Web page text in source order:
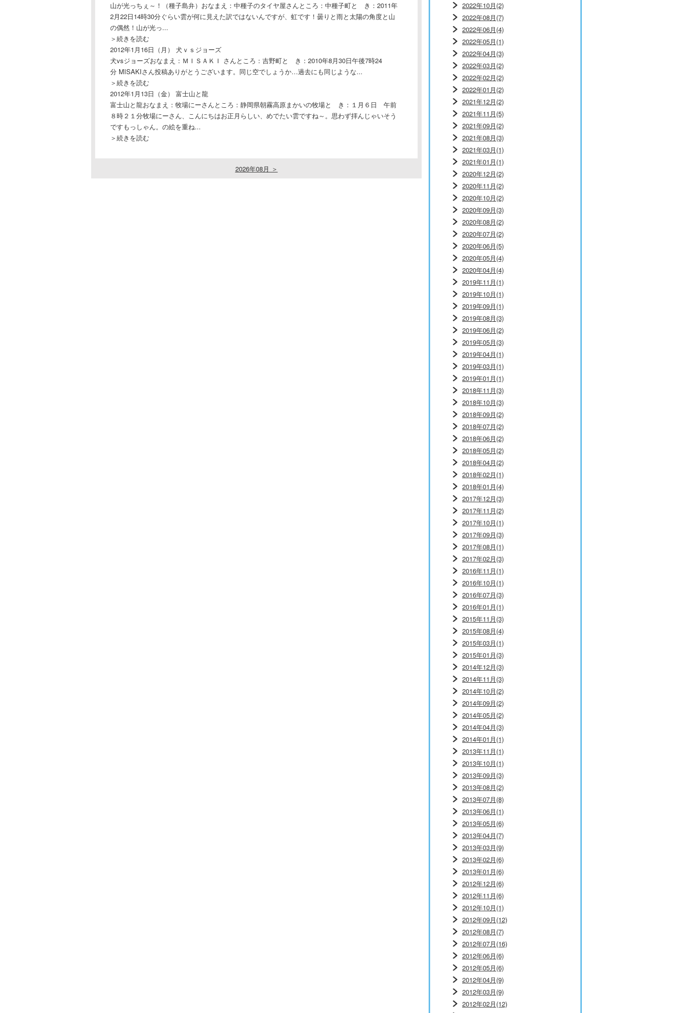
山が光っちぇ～！（種子島弁）おなまえ：中種子のタイヤ屋さんところ：中種子町と き：2011年
2月22日14時30分ぐらい雲が何に見えた訳ではないんですが、虹です！曇りと雨と太陽の角度と山
の偶然！山が光っ...
＞続きを読む
2012年1月16日（月）
犬ｖｓジョーズ
犬vsジョーズおなまえ：ＭＩＳＡＫＩ さんところ：吉野町と き：2010年8月30日午後7時24
分 MISAKIさん投稿ありがとうございます。同じ空でしょうか…過去にも同じような...
＞続きを読む
2012年1月13日（金）
富士山と龍
富士山と龍おなまえ：牧場にーさんところ：静岡県朝霧高原まかいの牧場と き：１月６日 午前
８時２１分牧場にーさん、こんにちはお正月らしい、めでたい雲ですね～。思わず拝んじゃいそう
ですもっしゃん。の絵を重ね...
＞続きを読む
2026年08月 ＞
2022年10月(2)
2022年08月(7)
2022年06月(4)
2022年05月(1)
2022年04月(3)
2022年03月(2)
2022年02月(2)
2022年01月(2)
2021年12月(2)
2021年11月(5)
2021年09月(2)
2021年08月(3)
2021年03月(1)
2021年01月(1)
2020年12月(2)
2020年11月(2)
2020年10月(2)
2020年09月(3)
2020年08月(2)
2020年07月(2)
2020年06月(5)
2020年05月(4)
2020年04月(4)
2019年11月(1)
2019年10月(1)
2019年09月(1)
2019年08月(3)
2019年06月(2)
2019年05月(3)
2019年04月(1)
2019年03月(1)
2019年01月(1)
2018年11月(3)
2018年10月(3)
2018年09月(2)
2018年07月(2)
2018年06月(2)
2018年05月(2)
2018年04月(2)
2018年02月(1)
2018年01月(4)
2017年12月(3)
2017年11月(2)
2017年10月(1)
2017年09月(3)
2017年08月(1)
2017年02月(3)
2016年11月(1)
2016年10月(1)
2016年07月(3)
2016年01月(1)
2015年11月(3)
2015年08月(4)
2015年03月(1)
2015年01月(3)
2014年12月(3)
2014年11月(3)
2014年10月(2)
2014年09月(2)
2014年05月(2)
2014年04月(3)
2014年01月(1)
2013年11月(1)
2013年10月(1)
2013年09月(3)
2013年08月(2)
2013年07月(8)
2013年06月(1)
2013年05月(6)
2013年04月(7)
2013年03月(9)
2013年02月(6)
2013年01月(6)
2012年12月(6)
2012年11月(6)
2012年10月(1)
2012年09月(12)
2012年08月(7)
2012年07月(16)
2012年06月(6)
2012年05月(6)
2012年04月(9)
2012年03月(9)
2012年02月(12)